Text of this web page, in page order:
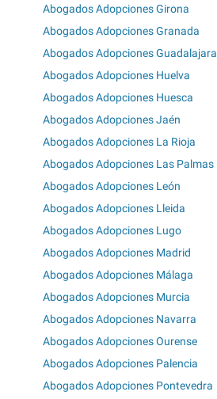
Abogados Adopciones Girona
Abogados Adopciones Granada
Abogados Adopciones Guadalajara
Abogados Adopciones Huelva
Abogados Adopciones Huesca
Abogados Adopciones Jaén
Abogados Adopciones La Rioja
Abogados Adopciones Las Palmas
Abogados Adopciones León
Abogados Adopciones Lleida
Abogados Adopciones Lugo
Abogados Adopciones Madrid
Abogados Adopciones Málaga
Abogados Adopciones Murcia
Abogados Adopciones Navarra
Abogados Adopciones Ourense
Abogados Adopciones Palencia
Abogados Adopciones Pontevedra